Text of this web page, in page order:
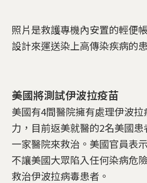
照片是救護專機內安置的輕便
設計來運送染上高傳染疾病的
美國將測試伊波拉疫苗
美國有4間醫院擁有處理伊波
力，目前返美就醫的2名美國
一家醫院來救治。美國官員表
不讓美國大眾陷入任何染病危
救治伊波拉病毒患者。